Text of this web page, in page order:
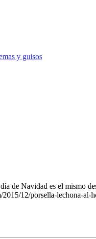
y guisos
de Navidad es el mismo
12/porsella-lechona-